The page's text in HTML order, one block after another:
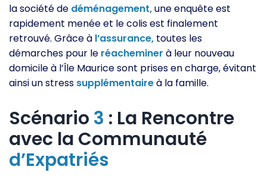
la société de déménagement,une enquête est
rapidement menée et le colis est finalement
retrouvé. Grâce à l’assurance, toutes les
démarches pour le réacheminer à leur nouveau
domicile à l’Île Maurice sont prises en charge, évitant
ainsi un stress supplémentaireà la famille.
Scénario 3 : La Rencontre
avec la Communauté
d’Expatriés